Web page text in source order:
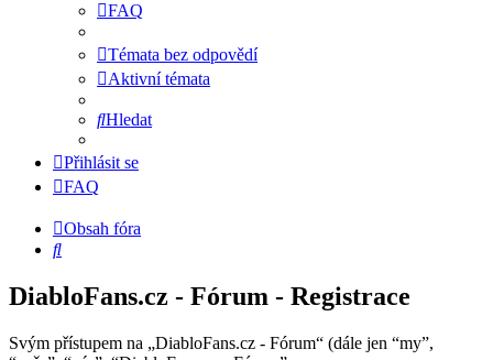
FAQ
Témata bez odpovědí
Aktivní témata
Hledat
Přihlásit se
FAQ
Obsah fóra
Hledat
DiabloFans.cz - Fórum - Registrace
Svým přístupem na „DiabloFans.cz - Fórum“ (dále jen “my”,